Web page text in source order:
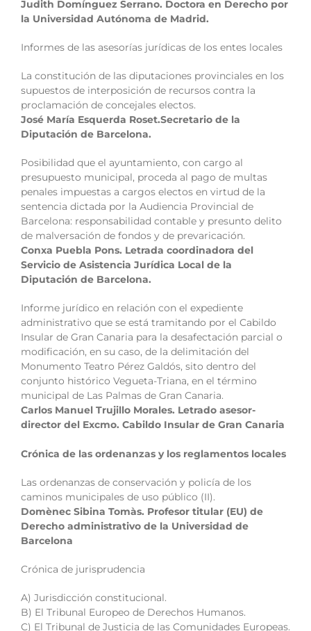
Judith Domínguez Serrano. Doctora en Derecho por
la Universidad Autónoma de Madrid.
Informes de las asesorías jurídicas de los entes locales
La constitución de las diputaciones provinciales en los
supuestos de interposición de recursos contra la
proclamación de concejales electos.
José María Esquerda Roset.Secretario de la
Diputación de Barcelona.
Posibilidad que el ayuntamiento, con cargo al
presupuesto municipal, proceda al pago de multas
penales impuestas a cargos electos en virtud de la
sentencia dictada por la Audiencia Provincial de
Barcelona: responsabilidad contable y presunto delito
de malversación de fondos y de prevaricación.
Conxa Puebla Pons. Letrada coordinadora del
Servicio de Asistencia Jurídica Local de la
Diputación de Barcelona.
Informe jurídico en relación con el expediente
administrativo que se está tramitando por el Cabildo
Insular de Gran Canaria para la desafectación parcial o
modificación, en su caso, de la delimitación del
Monumento Teatro Pérez Galdós, sito dentro del
conjunto histórico Vegueta-Triana, en el término
municipal de Las Palmas de Gran Canaria.
Carlos Manuel Trujillo Morales. Letrado asesor-
director del Excmo. Cabildo Insular de Gran Canaria
Crónica de las ordenanzas y los reglamentos locales
Las ordenanzas de conservación y policía de los
caminos municipales de uso público (II).
Domènec Sibina Tomàs. Profesor titular (EU) de
Derecho administrativo de la Universidad de
Barcelona
Crónica de jurisprudencia
A) Jurisdicción constitucional.
B) El Tribunal Europeo de Derechos Humanos.
C) El Tribunal de Justicia de las Comunidades Europeas.